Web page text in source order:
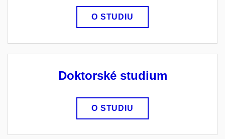
O STUDIU
Doktorské studium
O STUDIU